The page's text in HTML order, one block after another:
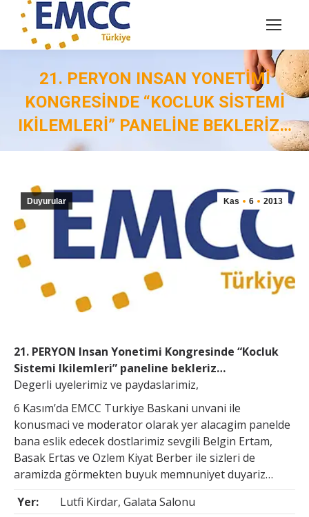
21. PERYON INSAN YONETIMI
KONGRESINDE “KOCLUK SISTEMI
IKILEMLERI” PANELINE BEKLERIZ…
Kas 6 2013
Duyurular
21. PERYON Insan Yonetimi Kongresinde “Kocluk
Sistemi Ikilemleri” paneline bekleriz…
Degerli uyelerimiz ve paydaslarimiz,
6 Kasım’da EMCC Turkiye Baskani unvani ile
konusmaci ve moderator olarak yer alacagim panelde
bana eslik edecek dostlarimiz sevgili Belgin Ertam,
Basak Ertas ve Ozlem Kiyat Berber ile sizleri de
aramizda görmekten buyuk memnuniyet duyariz…
Yer:
Lutfi Kirdar, Galata Salonu